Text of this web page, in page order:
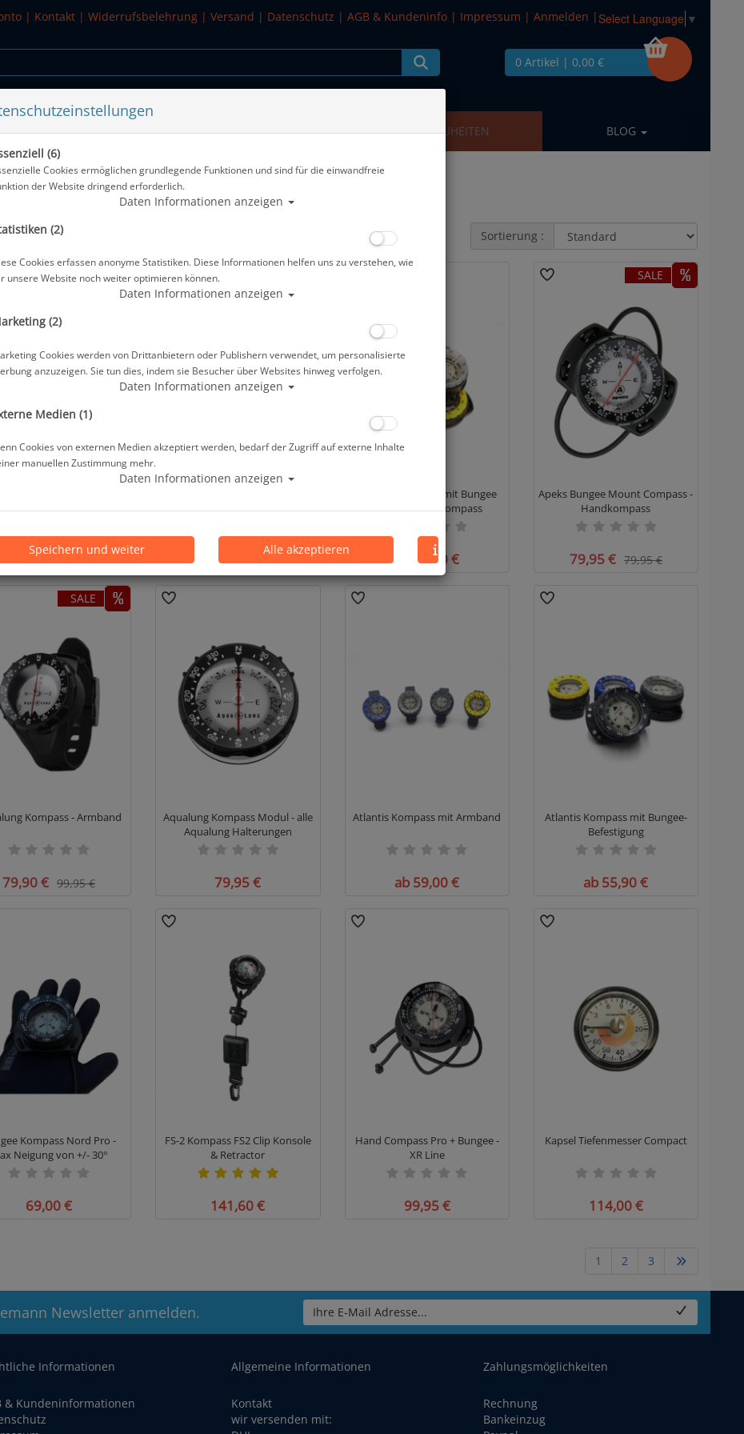
| Kontakt | Widerrufsbelehrung | Versand | Datenschutz | AGB & Kundeninfo | Impressum | Anmelden | Select Language ▼
0 Artikel | 0,00 €
WASSERSPORT SALE NEUHEITEN BLOG
& Tiefenmesser
Sortierung :
Bungee-Schnur)
18,00 €
Kompasshalter und Armband
ab 64,90 €
11BAR - Kompass mit Bungee
Mount - Handkompass
ab 55,90 €
SALE
Apeks Bungee Mount Compass -
Handkompass
79,95 € 79,95 €
SALE
Kompass - Armband
79,90 € 99,95 €
Aqualung Kompass Modul - alle
Aqualung Halterungen
79,95 €
Atlantis Kompass mit Armband
ab 59,00 €
Atlantis Kompass mit Bungee-
Befestigung
ab 55,90 €
Kompass Nord Pro -
Neigung von +/- 30°
69,00 €
FS-2 Kompass FS2 Clip Konsole
& Retractor
141,60 €
Hand Compass Pro + Bungee -
XR Line
99,95 €
Kapsel Tiefenmesser Compact
114,00 €
1 2 3
Newsletter anmelden. Ihre E-Mail Adresse...
Informationen
& Kundeninformationen
Allgemeine Informationen
Kontakt
wir versenden mit:
Zahlungsmöglichkeiten
Rechnung
Bankeinzug
(6)
Cookies ermöglichen grundlegende Funktionen und sind für die einwandfreie
der Website dringend erforderlich.
Daten Informationen anzeigen
(2)
Cookies erfassen anonyme Statistiken. Diese Informationen helfen uns zu verstehen, wie
unsere Website noch weiter optimieren können.
Daten Informationen anzeigen
(2)
Cookies werden von Drittanbietern oder Publishern verwendet, um personalisierte
anzuzeigen. Sie tun dies, indem sie Besucher über Websites hinweg verfolgen.
Daten Informationen anzeigen
Medien (1)
Cookies von externen Medien akzeptiert werden, bedarf der Zugriff auf externe Inhalte
manuellen Zustimmung mehr.
Daten Informationen anzeigen
Speichern und weiter Alle akzeptieren